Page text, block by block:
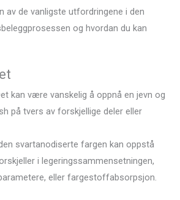
av de vanligste utfordringene i den
og hvordan du kan
kan være vanskelig å oppnå en jevn og
på tvers av forskjellige deler eller
svartanodiserte fargen kan oppstå
i legeringssammensetningen,
eller fargestoffabsorpsjon.